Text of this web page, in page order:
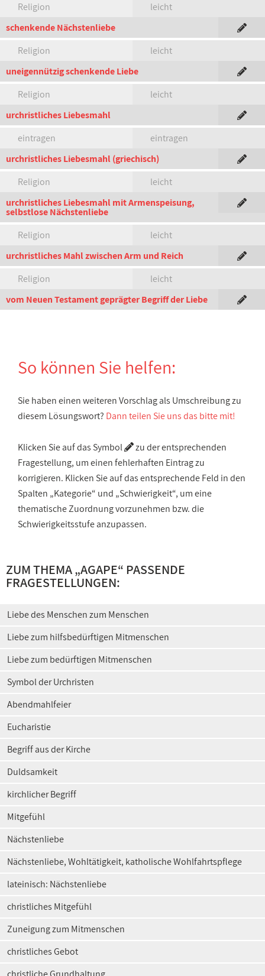
Religion
leicht
schenkende Nächstenliebe
Religion
leicht
uneigennützig schenkende Liebe
Religion
leicht
urchristliches Liebesmahl
eintragen
eintragen
urchristliches Liebesmahl (griechisch)
Religion
leicht
urchristliches Liebesmahl mit Armenspeisung,
selbstlose Nächstenliebe
Religion
leicht
urchristliches Mahl zwischen Arm und Reich
Religion
leicht
vom Neuen Testament geprägter Begriff der Liebe
So können Sie helfen:
Sie haben einen weiteren Vorschlag als Umschreibung zu
diesem Lösungswort? Dann teilen Sie uns das bitte mit!
Klicken Sie auf das Symbol
zu der entsprechenden
Fragestellung, um einen fehlerhaften Eintrag zu
korrigieren. Klicken Sie auf das entsprechende Feld in den
Spalten „Kategorie“ und „Schwierigkeit“, um eine
thematische Zuordnung vorzunehmen bzw. die
Schwierigkeitsstufe anzupassen.
ZUM THEMA „AGAPE“ PASSENDE
FRAGESTELLUNGEN:
Liebe des Menschen zum Menschen
Liebe zum hilfsbedürftigen Mitmenschen
Liebe zum bedürftigen Mitmenschen
Symbol der Urchristen
Abendmahlfeier
Eucharistie
Begriff aus der Kirche
Duldsamkeit
kirchlicher Begriff
Mitgefühl
Nächstenliebe
Nächstenliebe, Wohltätigkeit, katholische Wohlfahrtspflege
lateinisch: Nächstenliebe
christliches Mitgefühl
Zuneigung zum Mitmenschen
christliches Gebot